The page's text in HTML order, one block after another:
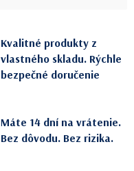
Kvalitné produkty z
vlastného skladu. Rýchle
bezpečné doručenie
Máte 14 dní na vrátenie.
Bez dôvodu. Bez rizika.